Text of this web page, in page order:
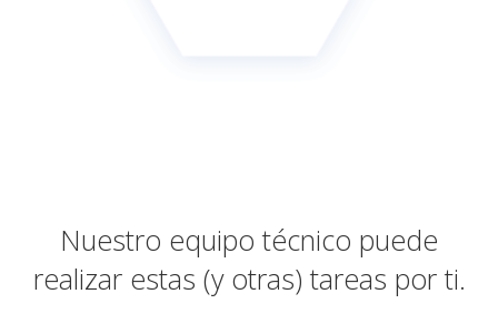
Nuestro equipo técnico puede
realizar estas (y otras) tareas por ti.